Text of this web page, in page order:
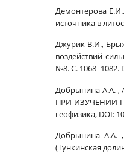
Демонтерова
источника в
Джурик В.И.,
воздействий
№8. С. 1068–1082.
Добрынина А.А.
ПРИ ИЗУЧЕНИИ
геофизика, DOI:
Добрынина А.А.
(Тункинская